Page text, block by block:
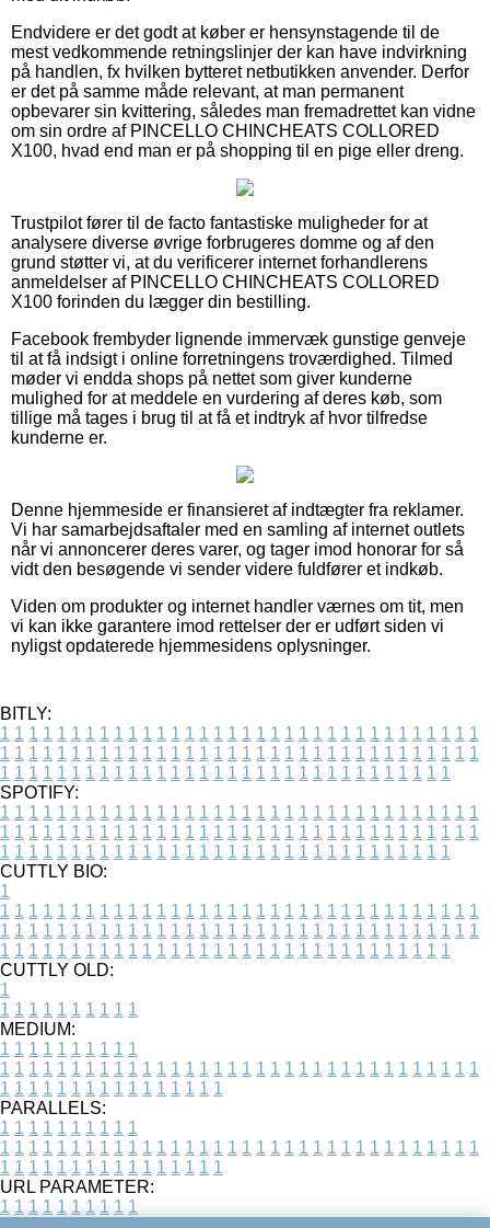
Endvidere er det godt at køber er hensynstagende til de
mest vedkommende retningslinjer der kan have indvirkning
på handlen, fx hvilken bytteret netbutikken anvender. Derfor
er det på samme måde relevant, at man permanent
opbevarer sin kvittering, således man fremadrettet kan vidne
om sin ordre af PINCELLO CHINCHEATS COLLORED
X100, hvad end man er på shopping til en pige eller dreng.
Trustpilot fører til de facto fantastiske muligheder for at
analysere diverse øvrige forbrugeres domme og af den
grund støtter vi, at du verificerer internet forhandlerens
anmeldelser af PINCELLO CHINCHEATS COLLORED
X100 forinden du lægger din bestilling.
Facebook frembyder lignende immervæk gunstige genveje
til at få indsigt i online forretningens troværdighed. Tilmed
møder vi endda shops på nettet som giver kunderne
mulighed for at meddele en vurdering af deres køb, som
tillige må tages i brug til at få et indtryk af hvor tilfredse
kunderne er.
Denne hjemmeside er finansieret af indtægter fra reklamer.
Vi har samarbejdsaftaler med en samling af internet outlets
når vi annoncerer deres varer, og tager imod honorar for så
vidt den besøgende vi sender videre fuldfører et indkøb.
Viden om produkter og internet handler værnes om tit, men
vi kan ikke garantere imod rettelser der er udført siden vi
nyligst opdaterede hjemmesidens oplysninger.
BITLY:
1 1 1 1 1 1 1 1 1 1 1 1 1 1 1 1 1 1 1 1 1 1 1 1 1 1 1 1 1 1 1 1 1 1
1 1 1 1 1 1 1 1 1 1 1 1 1 1 1 1 1 1 1 1 1 1 1 1 1 1 1 1 1 1 1 1 1 1
1 1 1 1 1 1 1 1 1 1 1 1 1 1 1 1 1 1 1 1 1 1 1 1 1 1 1 1 1 1 1 1
SPOTIFY:
1 1 1 1 1 1 1 1 1 1 1 1 1 1 1 1 1 1 1 1 1 1 1 1 1 1 1 1 1 1 1 1 1 1
1 1 1 1 1 1 1 1 1 1 1 1 1 1 1 1 1 1 1 1 1 1 1 1 1 1 1 1 1 1 1 1 1 1
1 1 1 1 1 1 1 1 1 1 1 1 1 1 1 1 1 1 1 1 1 1 1 1 1 1 1 1 1 1 1 1
CUTTLY BIO:
1
1 1 1 1 1 1 1 1 1 1 1 1 1 1 1 1 1 1 1 1 1 1 1 1 1 1 1 1 1 1 1 1 1 1
1 1 1 1 1 1 1 1 1 1 1 1 1 1 1 1 1 1 1 1 1 1 1 1 1 1 1 1 1 1 1 1 1 1
1 1 1 1 1 1 1 1 1 1 1 1 1 1 1 1 1 1 1 1 1 1 1 1 1 1 1 1 1 1 1 1
CUTTLY OLD:
1
1 1 1 1 1 1 1 1 1 1
MEDIUM:
1 1 1 1 1 1 1 1 1 1
1 1 1 1 1 1 1 1 1 1 1 1 1 1 1 1 1 1 1 1 1 1 1 1 1 1 1 1 1 1 1 1 1 1
1 1 1 1 1 1 1 1 1 1 1 1 1 1 1 1
PARALLELS:
1 1 1 1 1 1 1 1 1 1
1 1 1 1 1 1 1 1 1 1 1 1 1 1 1 1 1 1 1 1 1 1 1 1 1 1 1 1 1 1 1 1 1 1
1 1 1 1 1 1 1 1 1 1 1 1 1 1 1 1
URL PARAMETER:
1 1 1 1 1 1 1 1 1 1